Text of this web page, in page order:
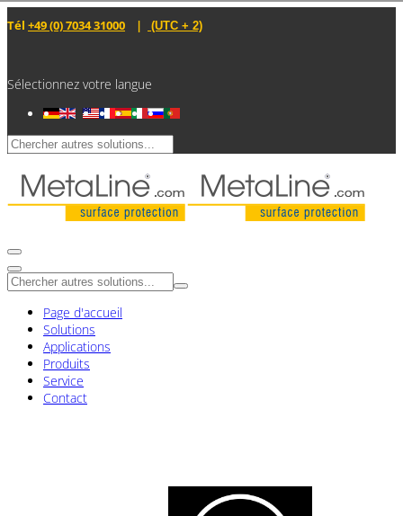
Tél +49 (0) 7034 31000 | (UTC + 2)
Sélectionnez votre langue
Page d'accueil
Solutions
Applications
Produits
Service
Contact